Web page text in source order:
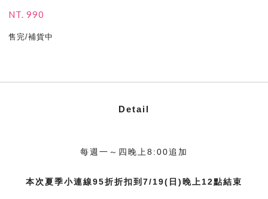
NT. 990
售完/補貨中
Detail
每週一～四晚上8:00追加
本次夏季小連線95折折扣到7/19(日)晚上12點結束